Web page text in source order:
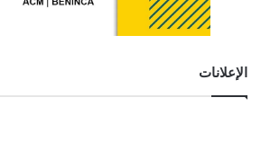
الإعلانات